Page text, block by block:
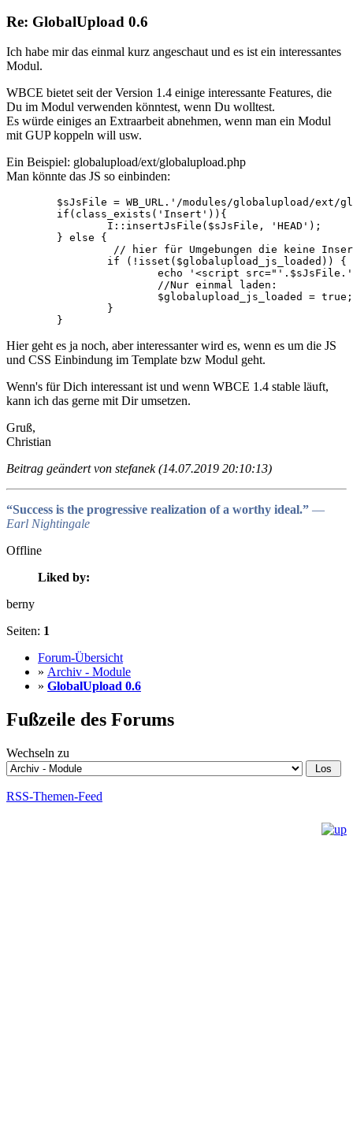
Re: GlobalUpload 0.6
Ich habe mir das einmal kurz angeschaut und es ist ein interessantes
Modul.
WBCE bietet seit der Version 1.4 einige interessante Features, die
Du im Modul verwenden könntest, wenn Du wolltest.
Es würde einiges an Extraarbeit abnehmen, wenn man ein Modul
mit GUP koppeln will usw.
Ein Beispiel: globalupload/ext/globalupload.php
Man könnte das JS so einbinden:
// hier für Umgebungen die keine
Hier geht es ja noch, aber interessanter wird es, wenn es um die JS
und CSS Einbindung im Template bzw Modul geht.
Wenn's für Dich interessant ist und wenn WBCE 1.4 stable läuft,
kann ich das gerne mit Dir umsetzen.
Gruß,
Christian
Beitrag geändert von stefanek (14.07.2019 20:10:13)
“Success is the progressive realization of a worthy ideal.” ―
Earl Nightingale
Offline
Liked by:
berny
Seiten: 1
Forum-Übersicht
» Archiv - Module
» GlobalUpload 0.6
Fußzeile des Forums
Wechseln zu
RSS-Themen-Feed